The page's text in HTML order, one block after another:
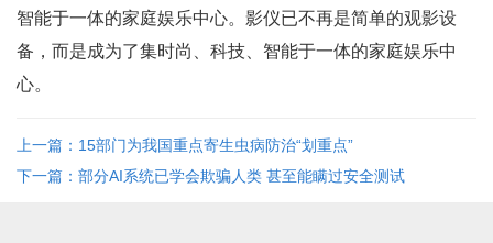
智能于一体的家庭娱乐中心。影仪已不再是简单的观影设
备，而是成为了集时尚、科技、智能于一体的家庭娱乐中
心。
上一篇：15部门为我国重点寄生虫病防治“划重点”
下一篇：部分AI系统已学会欺骗人类 甚至能瞒过安全测试